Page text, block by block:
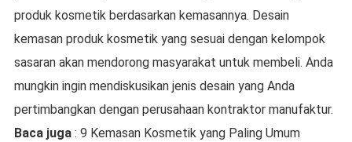
produk kosmetik berdasarkan kemasannya. Desain
kemasan produk kosmetik yang sesuai dengan kelompok
sasaran akan mendorong masyarakat untuk membeli. Anda
mungkin ingin mendiskusikan jenis desain yang Anda
pertimbangkan dengan perusahaan kontraktor manufaktur.
Baca juga: 9 Kemasan Kosmetik yang Paling Umum